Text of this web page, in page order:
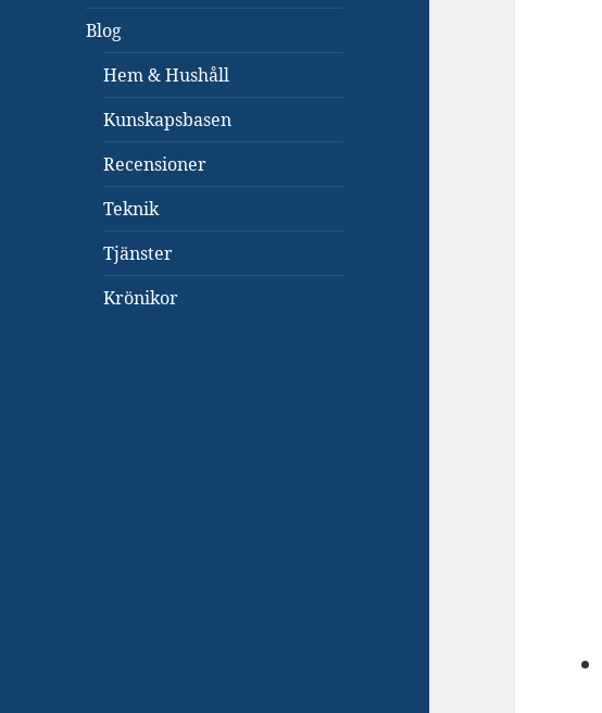
Blog
Hem & Hushåll
Kunskapsbasen
Recensioner
Teknik
Tjänster
Krönikor